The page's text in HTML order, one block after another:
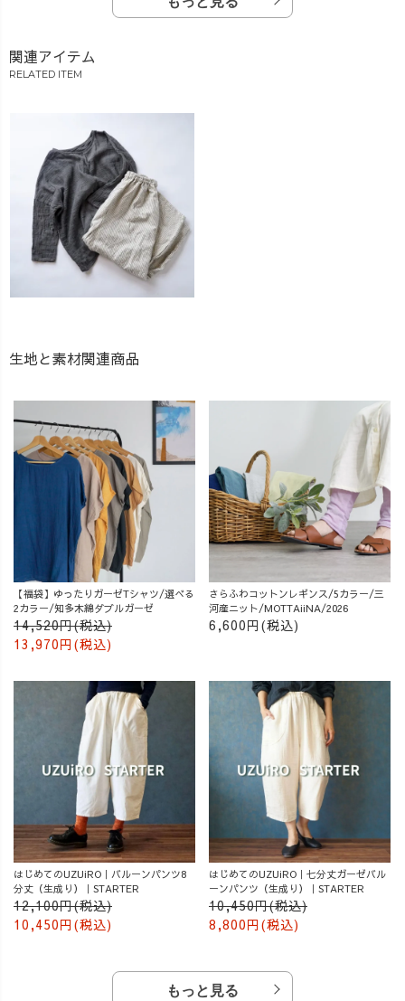
関連アイテム
RELATED ITEM
生地と素材関連商品
【福袋】ゆったりガーゼTシャツ/選べる
2カラー/知多木綿ダブルガーゼ
14,520円(税込)
13,970円(税込)
さらふわコットンレギンス/5カラー/三
河産ニット/MOTTAiiNA/2026
6,600円(税込)
はじめてのUZUiRO｜バルーンパンツ8
分丈（生成り）｜STARTER
12,100円(税込)
10,450円(税込)
はじめてのUZUiRO｜七分丈ガーゼバル
ーンパンツ（生成り）｜STARTER
10,450円(税込)
8,800円(税込)
もっと見る